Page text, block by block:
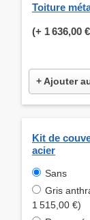
Toiture
(+ 1 636,00 €
+ Ajouter
Kit de
acier
Sans
Gris
1 515,00 €)